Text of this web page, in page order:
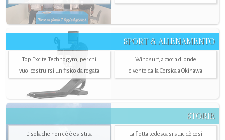
SPORT & ALLENAMENTO
Top Excite Technogym, per chi
vuol costruirsi un fisico da regata
Windsurf, a caccia di onde
e vento dalla Corsica a Okinawa
STORIE
L’isola che non c'è è esistita
La flotta tedesca si suicidò così